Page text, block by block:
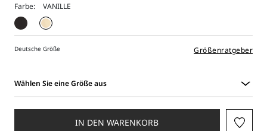
Farbe:
Deutsche Größe Größenratgeber
Wählen Sie eine Größe aus
Sie
IN DEN WARENKORB